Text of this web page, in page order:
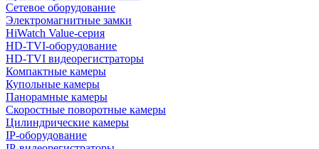
Сетевое оборудование
Электромагнитные замки
HiWatch Value-серия
HD-TVI-оборудование
HD-TVI видеорегистраторы
Компактные камеры
Купольные камеры
Панорамные камеры
Скоростные поворотные камеры
Цилиндрические камеры
IP-оборудование